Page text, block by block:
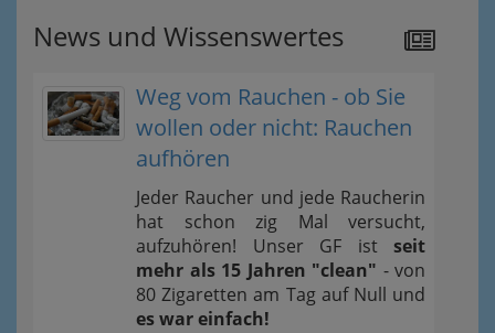
News und Wissenswertes
Weg vom Rauchen - ob Sie
wollen oder nicht: Rauchen
aufhören
Jeder Raucher und jede Raucherin
hat schon zig Mal versucht,
aufzuhören! Unser GF ist seit
mehr als 15 Jahren "clean" - von
80 Zigaretten am Tag auf Null und
es war einfach!